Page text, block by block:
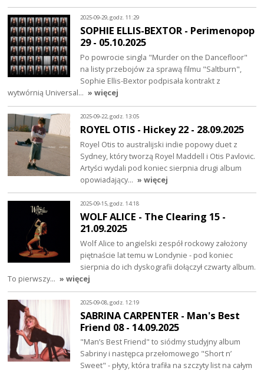
2025-09-29, godz. 11:29
SOPHIE ELLIS-BEXTOR - Perimenopop
29 - 05.10.2025
Po powrocie singla "Murder on the Dancefloor"
na listy przebojów za sprawą filmu "Saltburn",
Sophie Ellis-Bextor podpisała kontrakt z
wytwórnią Universal… » więcej
2025-09-22, godz. 13:05
ROYEL OTIS - Hickey 22 - 28.09.2025
Royel Otis to australijski indie popowy duet z
Sydney, który tworzą Royel Maddell i Otis Pavlovic.
Artyści wydali pod koniec sierpnia drugi album
opowiadający… » więcej
2025-09-15, godz. 14:18
WOLF ALICE - The Clearing 15 -
21.09.2025
Wolf Alice to angielski zespół rockowy założony
piętnaście lat temu w Londynie - pod koniec
sierpnia do ich dyskografii dołączył czwarty album.
To pierwszy… » więcej
2025-09-08, godz. 12:19
SABRINA CARPENTER - Man's Best
Friend 08 - 14.09.2025
"Man’s Best Friend" to siódmy studyjny album
Sabriny i następca przełomowego "Short n’
Sweet" - płyty, która trafiła na szczyty list na całym